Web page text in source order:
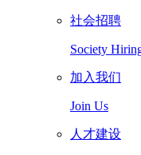
社会招聘
Society
加入我们
Join Us
人才建设